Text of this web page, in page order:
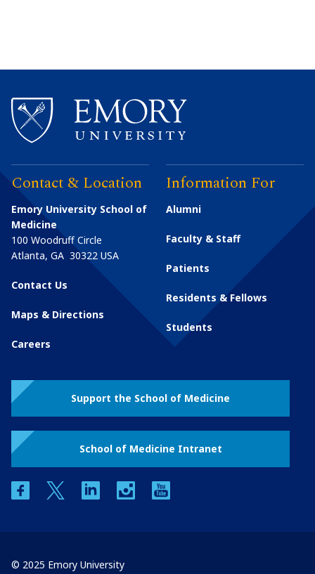
Contact & Location
Emory University School of
Medicine
100 Woodruff Circle
Atlanta, GA 30322 USA
Contact Us
Maps & Directions
Careers
Information For
Alumni
Faculty & Staff
Patients
Residents & Fellows
Students
Support the School of Medicine
School of Medicine Intranet
facebooktwitter linkedin instagram
© 2025 Emory University